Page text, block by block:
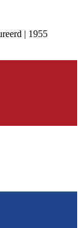
| 1955